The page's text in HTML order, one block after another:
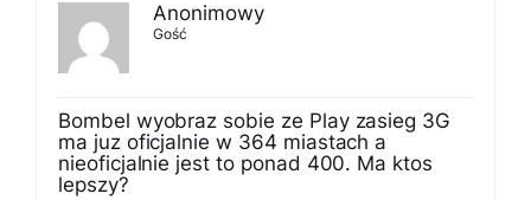
Anonimowy
Gość
Bombel wyobraz sobie ze Play zasieg 3G
ma juz oficjalnie w 364 miastach a
nieoficjalnie jest to ponad 400. Ma ktos
lepszy?